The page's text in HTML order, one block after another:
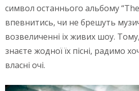
символ останнього альбому
впевнитись, чи не брешуть
возвеличенні іх живих шоу.
знаєте жодної їх пісні, радимо
власні очі.